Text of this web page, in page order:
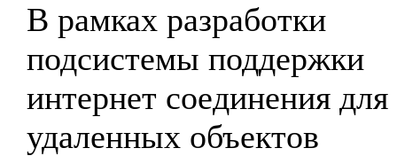
В рамках разработки
подсистемы поддержки
интернет соединения для
удаленных объектов